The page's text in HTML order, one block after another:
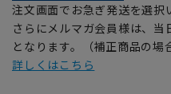
注文画面でお急ぎ発送を選択
さらにメルマガ会員様は、
となります。（補正商品の場
詳しくはこちら